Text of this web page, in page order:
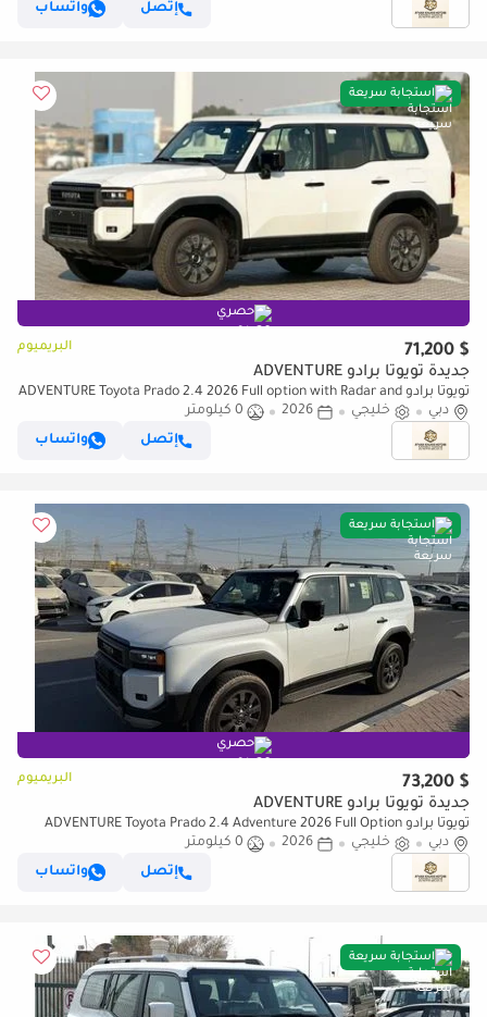
إتصل واتساب
استجابة سريعة
حصري
$ 71,200 البريميوم
جديدة تويوتا برادو ADVENTURE
تويوتا برادو ADVENTURE Toyota Prado 2.4 2026 Full option with Radar and
headup display
دبي خليجي 2026
0 كيلومتر
إتصل
واتساب
استجابة سريعة
حصري
$ 73,200 البريميوم
جديدة تويوتا برادو ADVENTURE
تويوتا برادو ADVENTURE Toyota Prado 2.4 Adventure 2026 Full Option
دبي
خليجي 2026
0 كيلومتر
إتصل
واتساب
استجابة سريعة